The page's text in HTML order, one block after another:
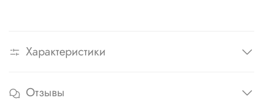
Характеристики
Отзывы